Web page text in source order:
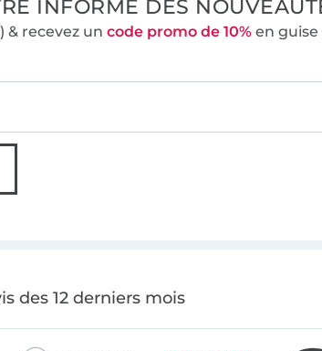
INFORMÉ DES
& recevez un code promo de 10%en guise
des 12 derniers mois